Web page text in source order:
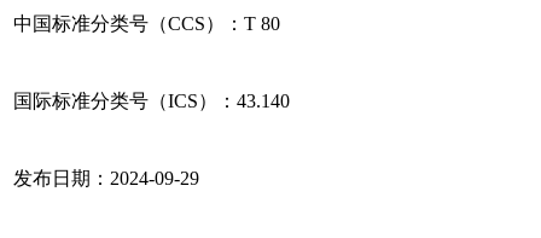
中国标准分类号（CCS）：T 80
国际标准分类号（ICS）：43.140
发布日期：2024-09-29